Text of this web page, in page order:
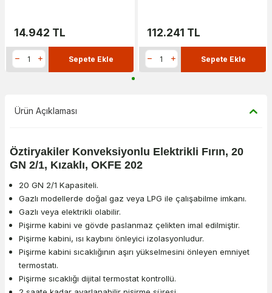
14.942 TL
Sepete Ekle
112.241 TL
Sepete Ekle
Ürün Açıklaması
Öztiryakiler Konveksiyonlu Elektrikli Fırın, 20
GN 2/1, Kızaklı, OKFE 202
20 GN 2/1 Kapasiteli.
Gazlı modellerde doğal gaz veya LPG ile çalışabilme imkanı.
Gazlı veya elektrikli olabilir.
Pişirme kabini ve gövde paslanmaz çelikten imal edilmiştir.
Pişirme kabini, ısı kaybını önleyici izolasyonludur.
Pişirme kabini sıcaklığının aşırı yükselmesini önleyen emniyet
termostatı.
Pişirme sıcaklığı dijital termostat kontrollü.